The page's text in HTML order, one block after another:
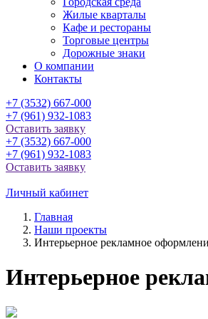
Жилые кварталы
Кафе и рестораны
Торговые центры
Дорожные знаки
О компании
Контакты
+7 (3532) 667-000
+7 (961) 932-1083
Оставить заявку
+7 (3532) 667-000
+7 (961) 932-1083
Оставить заявку
Личный кабинет
Главная
Наши проекты
Интерьерное рекламное
Интерьерное